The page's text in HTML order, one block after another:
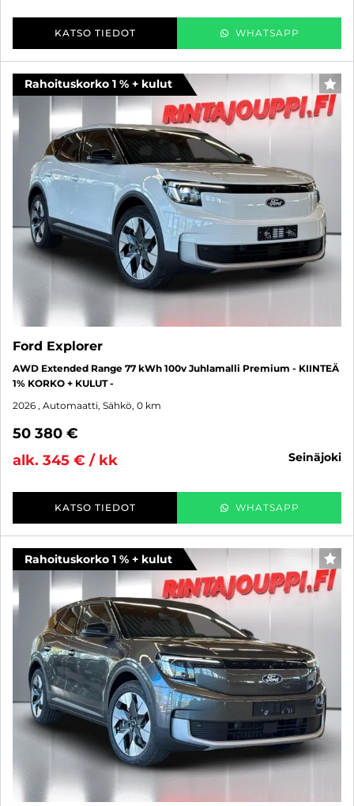
KATSO TIEDOT WHATSAPP
Rahoituskorko 1 % + kulut
Ford Explorer
AWD Extended Range 77 kWh 100v Juhlamalli Premium - KIINTEÄ
1% KORKO + KULUT -
2026 , Automaatti, Sähkö, 0 km
50 380 €
alk. 345 € / kk
seinäjoki
KATSO TIEDOT WHATSAPP
Rahoituskorko 1 % + kulut